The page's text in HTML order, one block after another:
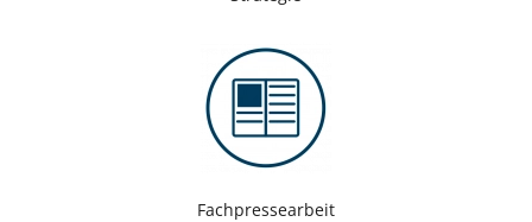
Fachpressearbeit